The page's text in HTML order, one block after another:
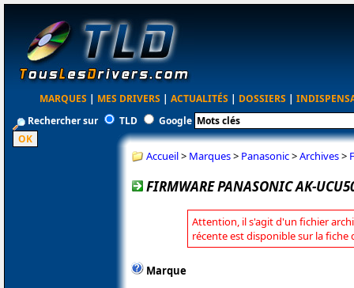
MARQUES | MES DRIVERS | ACTUALITÉS | DOSSIERS |
Rechercher sur
TLD Google
Accueil> Marques> Panasonic>Archives>
FIRMWARE PANASONIC AK-
Attention, il s'agit d'un fichier
récente est disponible sur la fiche
Marque